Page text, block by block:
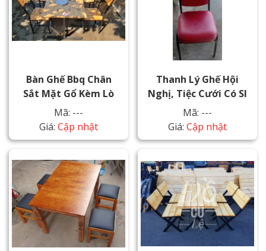
Bàn Ghế Bbq Chân
Sắt Mặt Gổ Kèm Lò
Mã: ---
Giá: Cập nhật
Thanh Lý Ghế Hội
Nghị, Tiệc Cưới Có Sl
Mã: ---
Giá: Cập nhật